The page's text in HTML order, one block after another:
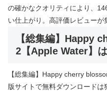
の確かなクオリティにより、
い仕上がり。高評価レビューが
【総集編】Happy
2【Apple Water】
【総集編】Happy cherry
版サイトで無料ダウンロード